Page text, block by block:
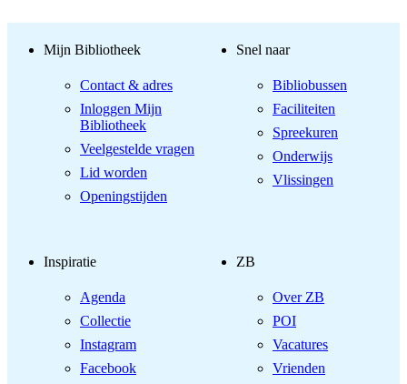
Mijn Bibliotheek
Contact & adres
Inloggen Mijn
Bibliotheek
Veelgestelde vragen
Lid worden
Openingstijden
Snel naar
Bibliobussen
Faciliteiten
Spreekuren
Onderwijs
Vlissingen
Inspiratie
Agenda
Collectie
Instagram
Facebook
ZB
Over ZB
POI
Vacatures
Vrienden